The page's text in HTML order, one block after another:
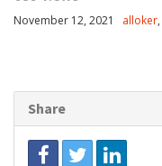
November 12, 2021 alloker,
Share